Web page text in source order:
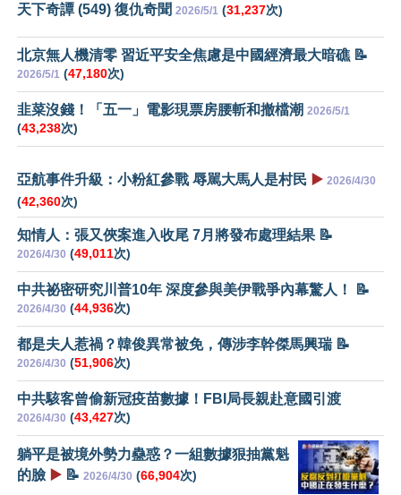
天下奇譚 (549) 復仇奇聞 2026/5/1 (31,237次)
北京無人機清零 習近平安全焦慮是中國經濟最大暗礁 📝
2026/5/1 (47,180次)
韭菜沒錢！「五一」電影現票房腰斬和撤檔潮 2026/5/1
(43,238次)
亞航事件升級：小粉紅參戰 辱駡大馬人是村民 ▶️ 2026/4/30
(42,360次)
知情人：張又俠案進入收尾 7月將發布處理結果 📝
2026/4/30 (49,011次)
中共祕密研究川普10年 深度參與美伊戰爭內幕驚人！ 📝
2026/4/30 (44,936次)
都是夫人惹禍？韓俊異常被免，傳涉李幹傑馬興瑞 📝
2026/4/30 (51,906次)
中共駭客曾偷新冠疫苗數據！FBI局長親赴意國引渡
2026/4/30 (43,427次)
躺平是被境外勢力蠱惑？一組數據狠抽黨魁
的臉 ▶️ 📝 2026/4/30 (66,904次)